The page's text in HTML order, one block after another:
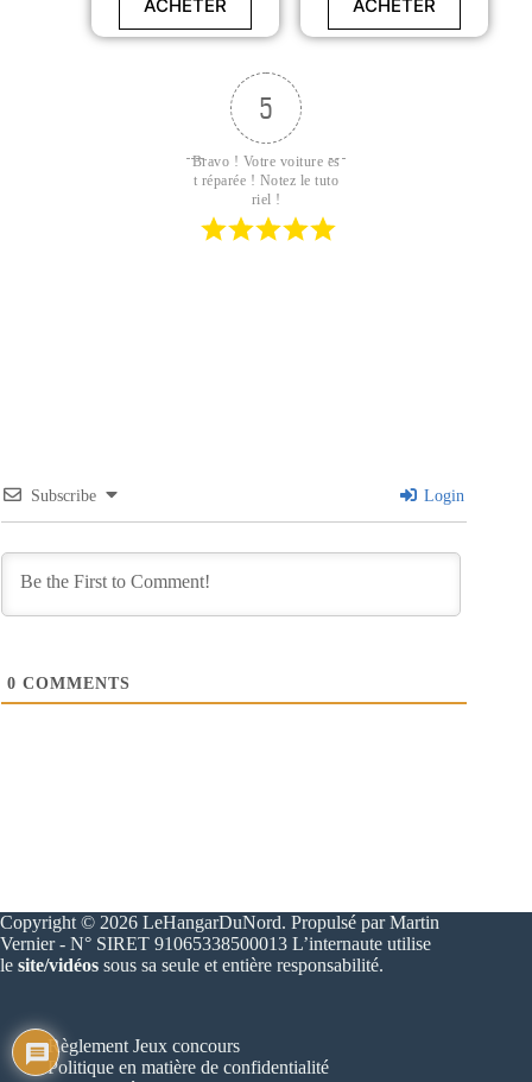
ACHETER
unique avec structure
ACHETER
5
Bravo ! Votre voiture es
t réparée ! Notez le tuto
riel !
Subscribe Login
0 COMMENTS
Copyright © 2026 LeHangarDuNord. Propulsé par Martin
Vernier - N° SIRET 91065338500013 L’internaute utilise
le site/vidéos sous sa seule et entière responsabilité.
Règlement Jeux concours
Politique en matière de confidentialité